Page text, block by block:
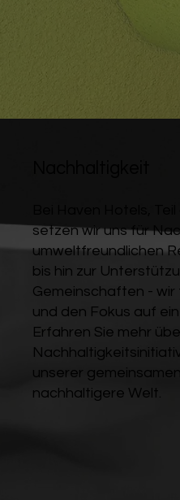
setzen wir uns für
umweltfreundlichen
bis hin zur
Gemeinschaften -
und den Fokus auf
Erfahren Sie mehr
unserer
nachhaltigere Welt.